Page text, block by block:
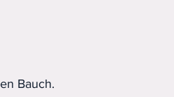
Bauch.